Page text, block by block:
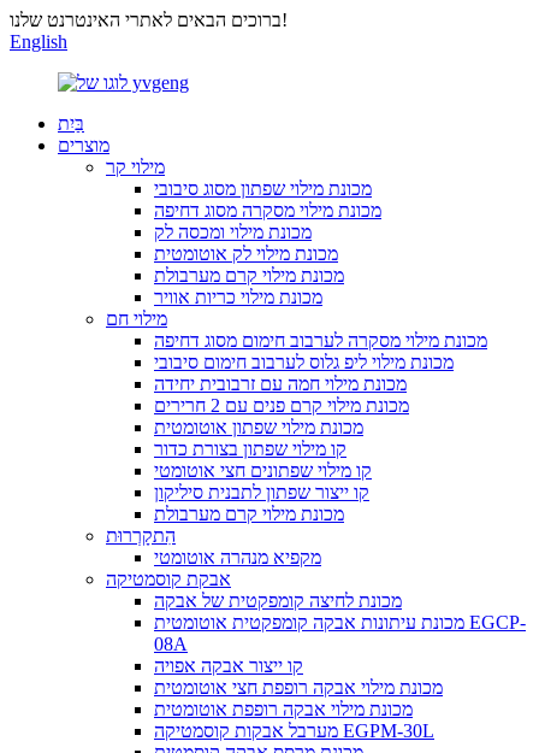
ברוכים הבאים לאתרי האינטרנט שלנו!
English
בַּיִת
מוצרים
מילוי קר
מכונת מילוי שפתון מסוג סיבובי
מכונת מילוי מסקרה מסוג דחיפה
מכונת מילוי ומכסה לק
מכונת מילוי לק אוטומטית
מכונת מילוי קרם מערבולת
מכונת מילוי כריות אוויר
מילוי חם
מכונת מילוי מסקרה לערבוב חימום מסוג דחיפה
מכונת מילוי ליפ גלוס לערבוב חימום סיבובי
מכונת מילוי חמה עם זרבובית יחידה
מכונת מילוי קרם פנים עם 2 חרירים
מכונת מילוי שפתון אוטומטית
קו מילוי שפתון בצורת כדור
קו מילוי שפתונים חצי אוטומטי
קו ייצור שפתון לתבנית סיליקון
מכונת מילוי קרם מערבולת
הִתקָרְרוּת
מקפיא מנהרה אוטומטי
אבקת קוסמטיקה
מכונת לחיצה קומפקטית של אבקה
מכונת עיתונות אבקה קומפקטית אוטומטית EGCP-
08A
קו ייצור אבקה אפויה
מכונת מילוי אבקה רופפת חצי אוטומטית
מכונת מילוי אבקה רופפת אוטומטית
מערבל אבקות קוסמטיקה EGPM-30L